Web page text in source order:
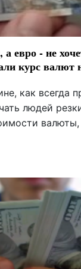
евро - не
курс валют
как всегда
людей